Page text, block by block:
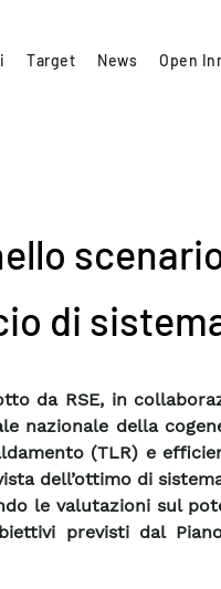
Target News Open
di
da RSE, in
nazionale della
(TLR) e
dell’ottimo di
le valutazioni sul
previsti dal